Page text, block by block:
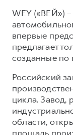
WEY («ВЕЙ»)
впервые
предлагает
созданные по
Российский
цикла. Завод,
области,